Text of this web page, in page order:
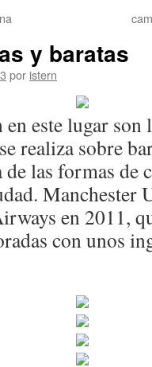
y baratas
por istern
este lugar son
realiza sobre
de las formas de
Manchester
en 2011,
con unos